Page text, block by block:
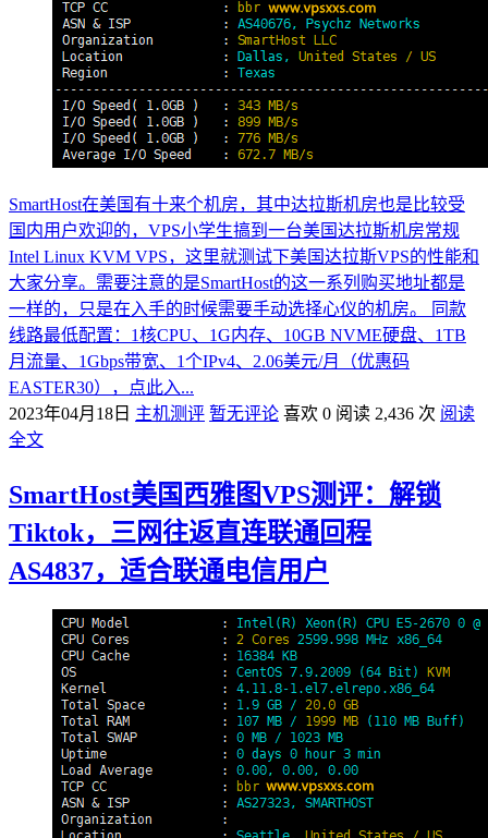
SmartHost在美国有十来个机房，其中达拉斯机房也是比较受
国内用户欢迎的，VPS小学生搞到一台美国达拉斯机房常规
Intel Linux KVM VPS，这里就测试下美国达拉斯VPS的性能和
大家分享。需要注意的是SmartHost的这一系列购买地址都是
一样的，只是在入手的时候需要手动选择心仪的机房。 同款
线路最低配置：1核CPU、1G内存、10GB NVME硬盘、1TB
月流量、1Gbps带宽、1个IPv4、2.06美元/月（优惠码
EASTER30），点此入...
2023年04月18日 主机测评 暂无评论 喜欢 0 阅读 2,436 次 阅读
全文
SmartHost美国西雅图VPS测评：解锁
Tiktok，三网往返直连联通回程
AS4837，适合联通电信用户